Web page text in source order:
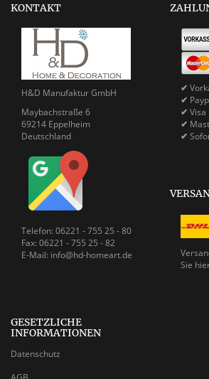
KONTAKT
H&D Manufaktur GmbH
Maybachstraße 6
69214 Eppelheim
Deutschland
Telefon: 06221 - 755 25 - 80
Fax: 06221 - 755 25 - 82
E-Mail: info@hd-homeart.de
✔
✔
✔ Visa
✔
✔
Sie
GESETZLICHE
INFORMATIONEN
Datenschutz